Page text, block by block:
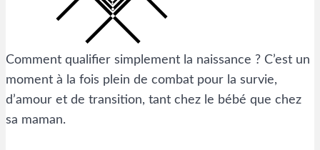
Comment qualifier simplement la naissance ? C’est un
moment à la fois plein de combat pour la survie,
d’amour et de transition, tant chez le bébé que chez
sa maman.